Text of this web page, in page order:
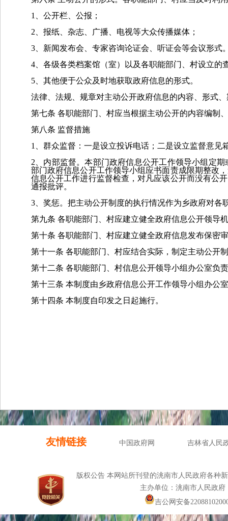
1、公开栏、公报；
2、报纸、杂志、广播、电视等大众传播媒体；
3、新闻发布会、专家咨询论证会、听证会等会议形
4、各级各类档案馆（室）以及各职能部门、 村设立的
5、其他便于公众及时地获取政府信息的形式。
法律、法规、规章对主动公开政府信息的内容、形式
第七条 各职能部门、 村应当根据主动公开的内容编制
第八条 监督措施
1、群众监督：一是设立投诉电话；二是设立监督意
2、内部监督。本部门政府信息公开工作领导小组定
部门政府信息公开工作领导小组应书面责成限期整改
信息公开工作进行监督检查，对凡应该公开而没有公
通报批评。
3、奖惩。把主动公开制度的执行情况作为乡政府对各
第九条 各职能部门、村应建立健全政府信息公开领导
第十条 各职能部门、 村应建立健全政府信息发布保密
第十一条 各职能部门、 村应结合实际，制定主动公开
第十二条 各职能部门、 村信息公开领导小组办公室负
第十三条 本制度由乡政府信息公开工作领导小组办公
第十四条 本制度自印发之日起施行。